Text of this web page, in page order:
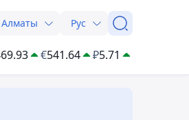
Алматы Рус
€541.64 ₽5.71